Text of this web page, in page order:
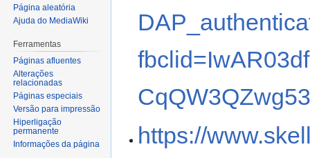
navegação
pesquisa
https://
Página aleatória
Ajuda do MediaWiki
Ferramentas
Páginas afluentes
Alterações
relacionadas
Páginas especiais
Versão para impressão
Hiperligação
permanente
Informações da página